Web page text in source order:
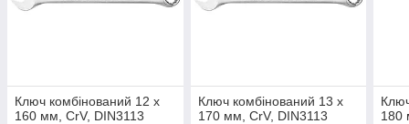
Ключ комбінований 12 x
160 мм, CrV, DIN3113
Ключ комбінований 13 x
170 мм, CrV, DIN3113
180